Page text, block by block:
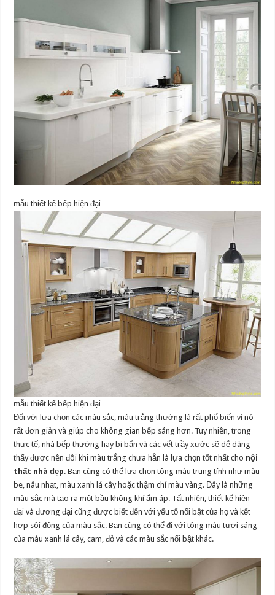
mẫu thiết kế bếp hiện đại
mẫu thiết kế bếp hiện đại
Đối với lựa chọn các màu sắc, màu trắng thường là rất phổ biến vì nó
rất đơn giản và giúp cho không gian bếp sáng hơn. Tuy nhiên, trong
thực tế, nhà bếp thường hay bị bẩn và các vết trầy xước sẽ dễ dàng
thấy được nên đôi khi màu trắng chưa hẳn là lựa chọn tốt nhất cho nội
thất nhà đẹp. Bạn cũng có thể lựa chọn tông màu trung tính như màu
be, nâu nhạt, màu xanh lá cây hoặc thậm chí màu vàng. Đây là những
màu sắc mà tạo ra một bầu không khí ấm áp. Tất nhiên, thiết kế hiện
đại và đương đại cũng được biết đến với yếu tố nổi bật của họ và kết
hợp sôi động của màu sắc. Bạn cũng có thể đi với tông màu tươi sáng
của màu xanh lá cây, cam, đỏ và các màu sắc nổi bật khác.